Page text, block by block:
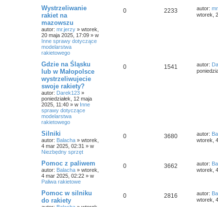
Wystrzeliwanie
rakiet na
mazowszu
autor: mr.jerzy » wtorek,
20 maja 2025, 17:09 » w
Inne sprawy dotyczące
modelarstwa
rakietowego
0 2233 autor:
wtorek,
Gdzie na Śląsku
lub w Małopolsce
wystrzeliwujecie
swoje rakiety?
autor: Darek123 »
poniedziałek, 12 maja
2025, 11:40 » w Inne
sprawy dotyczące
modelarstwa
rakietowego
0 1541 autor:
Silniki
autor: Balacha » wtorek,
4 mar 2025, 02:31 » w
Niezbędny sprzęt
0 3680 autor:
wtorek,
Pomoc z paliwem
autor: Balacha » wtorek,
4 mar 2025, 02:22 » w
Paliwa rakietowe
0 3662 autor:
wtorek,
Pomoc w silniku
do rakiety
0 2816 autor:
wtorek,